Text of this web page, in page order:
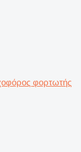
φορτωτής